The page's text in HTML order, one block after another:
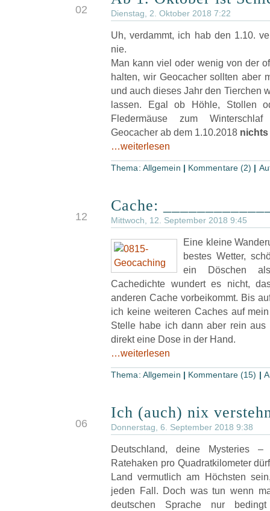
02 Dienstag, 2. Oktober 2018 7:22
Uh, verdammt, ich hab den 1.10.
nie.
Man kann viel oder wenig von der
halten, wir Geocacher sollten aber
und auch dieses Jahr den Tierchen
lassen. Egal ob Höhle, Stollen
Fledermäuse zum
Geocacher ab dem 1.10.2018 nichts
…weiterlesen
Thema: Allgemein Kommentare (2)
12
Cache:
Mittwoch, 12. September 2018 9:45
Eine kleine
bestes Wetter,
ein Döschen
Cachedichte wundert es nicht,
anderen Cache vorbeikommt. Bis
ich keine weiteren Caches auf
Stelle habe ich dann aber rein aus
direkt eine Dose in der Hand.
…weiterlesen
Thema: Allgemein Kommentare (15)
06
Ich (auch) nix
Donnerstag, 6. September 2018 9:38
Deutschland, deine Mysteries
Ratehaken pro Quadratkilometer
Land vermutlich am Höchsten
jeden Fall. Doch was tun wenn
deutschen Sprache nur